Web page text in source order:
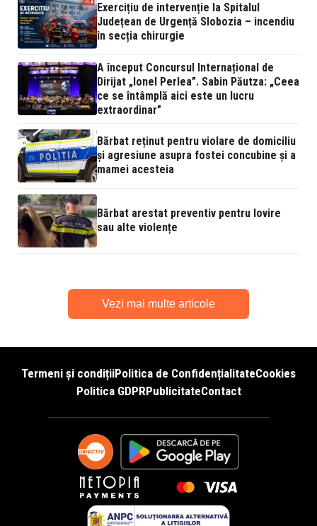
Exercițiu de intervenție la Spitalul
Județean de Urgență Slobozia – incendiu
în secția chirurgie
A început Concursul Internațional de
Dirijat „Ionel Perlea”. Sabin Păutza: „Ceea
ce se întâmplă aici este un lucru
extraordinar”
Bărbat reținut pentru violare de domiciliu
și agresiune asupra fostei concubine și a
mamei acesteia
Bărbat arestat preventiv pentru lovire
sau alte violențe
Vezi mai multe articole
Termeni și condițiiPolitica de ConfidențialitateCookies
Politica GDPRPublicitateContact